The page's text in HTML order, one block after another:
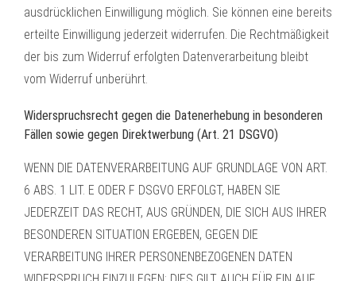
ausdrücklichen Einwilligung möglich. Sie können eine bereits
erteilte Einwilligung jederzeit widerrufen. Die Rechtmäßigkeit
der bis zum Widerruf erfolgten Datenverarbeitung bleibt
vom Widerruf unberührt.
Widerspruchsrecht gegen die Datenerhebung in besonderen
Fällen sowie gegen Direktwerbung (Art. 21 DSGVO)
WENN DIE DATENVERARBEITUNG AUF GRUNDLAGE VON ART.
6 ABS. 1 LIT. E ODER F DSGVO ERFOLGT, HABEN SIE
JEDERZEIT DAS RECHT, AUS GRÜNDEN, DIE SICH AUS IHRER
BESONDEREN SITUATION ERGEBEN, GEGEN DIE
VERARBEITUNG IHRER PERSONENBEZOGENEN DATEN